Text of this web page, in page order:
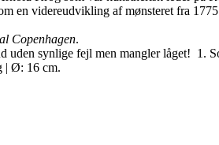
en videreudvikling af mønsteret fra
Copenhagen.
uden synlige fejl men mangler låget! 1.
| Ø: 16 cm.